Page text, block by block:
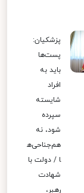
پزشکیان:
پست‌ها
باید به
افراد
شایسته
سپرده
شود، نه
هم‌جناحی‌ه
ا / دولت با
شهادت
رهبر،